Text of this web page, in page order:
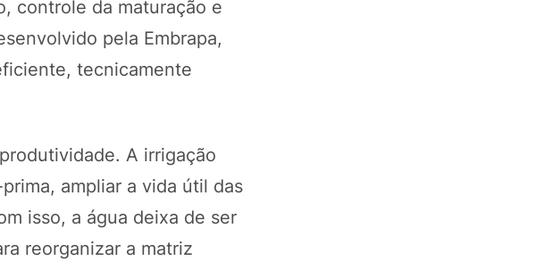
controle da maturação e
pela Embrapa,
tecnicamente
A irrigação
ampliar a vida útil das
isso, a água deixa de ser
reorganizar a matriz